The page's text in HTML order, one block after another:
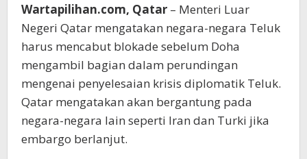
Wartapilihan.com, Qatar – Menteri Luar
Negeri Qatar mengatakan negara-negara Teluk
harus mencabut blokade sebelum Doha
mengambil bagian dalam perundingan
mengenai penyelesaian krisis diplomatik Teluk.
Qatar mengatakan akan bergantung pada
negara-negara lain seperti Iran dan Turki jika
embargo berlanjut.